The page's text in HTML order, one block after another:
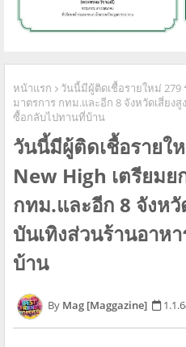
หน้าแรก
วันนี้มีผู้ติดเชื้อรายใหม่ 279
มาตรการ กทม.และอีก 8 จังหวัดเสี่ยง
ซื้อกลับไปทานที่บ้าน
วันนี้มีผู้ติดเชื้อรายใ
New High เตรียม
กทม.และอีก 8 จังห
บันเทิงส่วนร้านอาห
บ้าน
Mag [Maggazine]